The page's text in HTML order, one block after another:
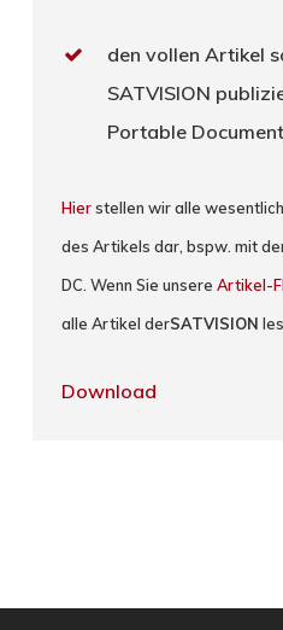
den vollen Artikel
SATVISION
Portable
Hierstellen wir alle
des Artikels dar, bspw. mit
DC. Wenn Sie unsereArtikel-
alle Artikel derSATVISION
Download